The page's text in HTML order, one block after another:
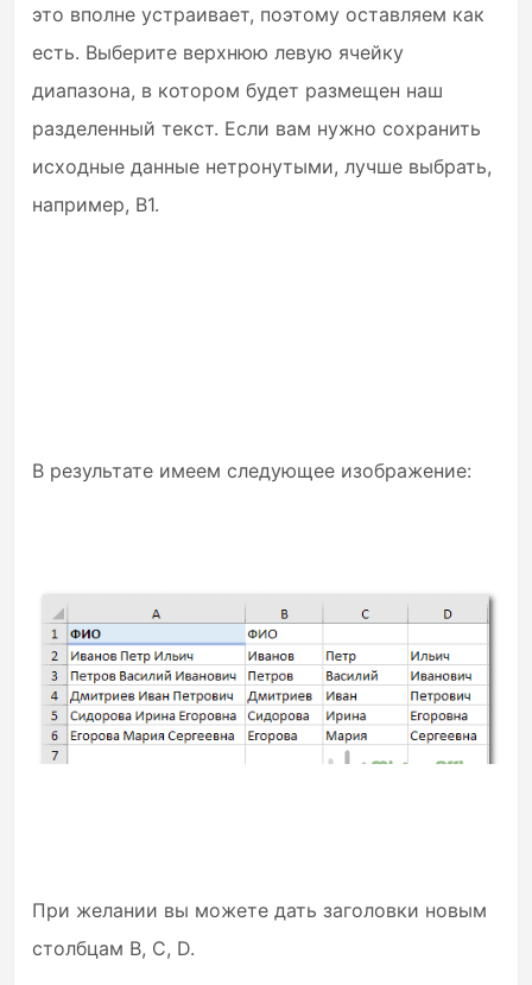
это вполне устраивает, поэтому оставляем как
есть. Выберите верхнюю левую ячейку
диапазона, в котором будет размещен наш
разделенный текст. Если вам нужно сохранить
исходные данные нетронутыми, лучше выбрать,
например, B1.
В результате имеем следующее изображение:
При желании вы можете дать заголовки новым
столбцам B, C, D.